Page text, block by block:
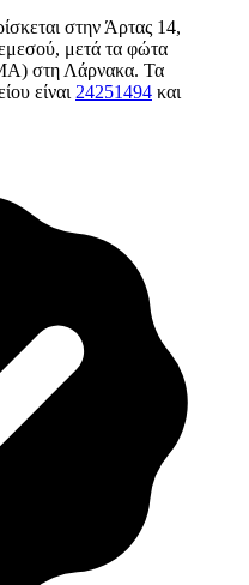
στην Άρτας 14,
μετά τα φώτα
στη Λάρνακα. Τα
είναι 24251494 και